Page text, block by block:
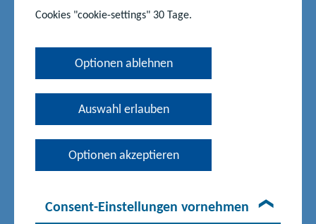
Cookies "cookie-settings" 30 Tage.
Optionen ablehnen
Auswahl erlauben
Optionen akzeptieren
Consent-Einstellungen vornehmen
Koordinierung Fachleiter/-innen bzw. Referent/-innen
Telefon:0385 588 17693
E-Mail senden
Sabine Schultz
Kompetenzzentrum für berufliche Schulen
Sachbearbeitung im Bereich Lehrkräfteausbildung, u.a.